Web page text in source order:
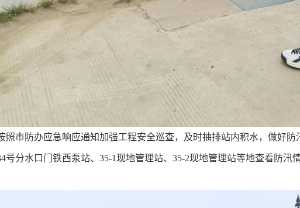
防办应急响应通知加强工程安全巡查，及时抽排站内积水，做好防
号分水口门铁西泵站、35-1现地管理站、35-2现地管理站等地查看防